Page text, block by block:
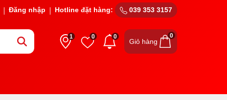
Đăng nhập Hotline đặt hàng: 039 353 3157
1 0 0
Giỏ hàng
0